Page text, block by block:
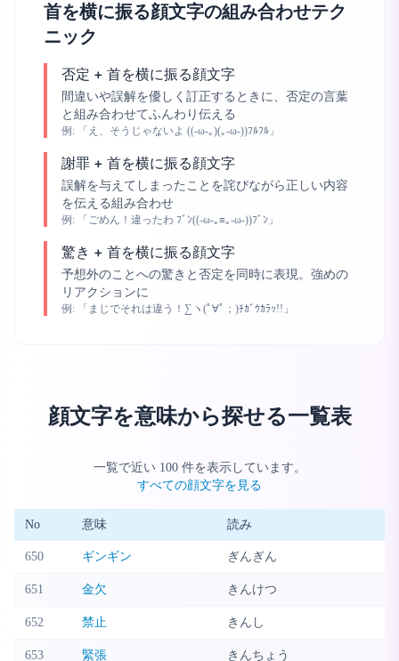
首を横に振る顔文字の組み合わせテク
ニック
否定 + 首を横に振る顔文字
間違いや誤解を優しく訂正するときに、否定の言葉
と組み合わせてふんわり伝える
例: 「え、そうじゃないよ ((-ω-｡)(｡-ω-))ﾌﾙﾌﾙ」
謝罪 + 首を横に振る顔文字
誤解を与えてしまったことを詫びながら正しい内容
を伝える組み合わせ
例: 「ごめん！違ったわ ﾌﾞﾝ((-ω-｡≡｡-ω-))ﾌﾞﾝ」
驚き + 首を横に振る顔文字
予想外のことへの驚きと否定を同時に表現。強めの
リアクションに
例: 「まじでそれは違う！∑ヽ(ﾟ∀ﾟ；)ﾁｶﾞｳｶﾗｯ!!」
顔文字を意味から探せる一覧表
一覧で近い 100件を表示しています。
すべての顔文字を見る
No 意味 読み
650 ギンギン ぎんぎん
651 金欠 きんけつ
652 禁止 きんし
653 緊張 きんちょう